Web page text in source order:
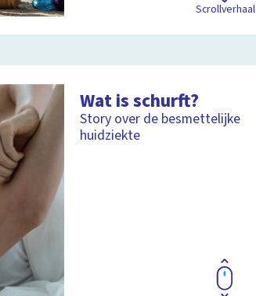
Scrollverhaal
Wat is schurft?
Story over de besmettelijke
huidziekte